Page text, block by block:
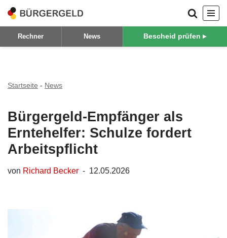
Zum
Inhalt
Rechner News Bescheid prüfen ▸
Startseite - News
Bürgergeld-Empfänger als
Erntehelfer: Schulze fordert
Arbeitspflicht
von Richard Becker 12.05.2026